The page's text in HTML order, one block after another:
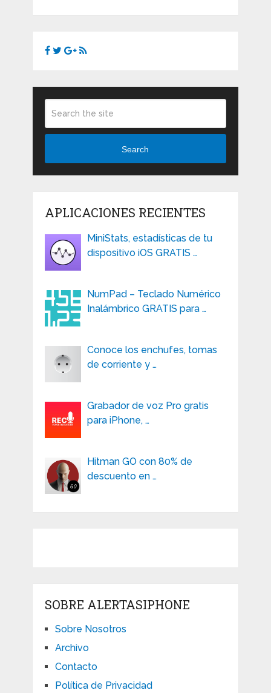
Search
APLICACIONES RECIENTES
MiniStats, estadísticas de tu
dispositivo iOS GRATIS …
NumPad – Teclado Numérico
Inalámbrico GRATIS para …
Conoce los enchufes, tomas
de corriente y …
Grabador de voz Pro gratis
para iPhone, …
Hitman GO con 80% de
descuento en …
SOBRE ALERTASIPHONE
Sobre Nosotros
Archivo
Contacto
Política de Privacidad